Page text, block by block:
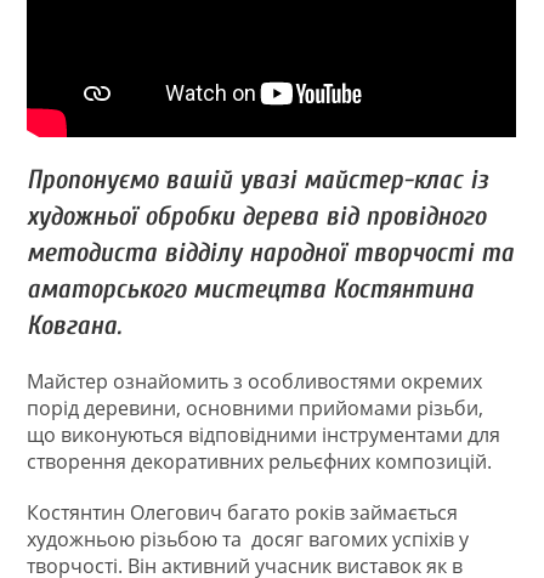
Пропонуємо вашій увазі майстер-клас із
художньої обробки дерева від провідного
методиста відділу народної творчості та
аматорського мистецтва Костянтина
Ковгана.
Майстер ознайомить з особливостями окремих
порід деревини, основними прийомами різьби,
що виконуються відповідними інструментами для
створення декоративних рельєфних композицій.
Костянтин Олегович багато років займається
художньою різьбою та досяг вагомих успіхів у
творчості. Він активний учасник виставок як в